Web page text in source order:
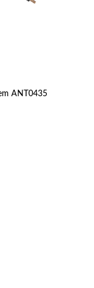
ANT0435